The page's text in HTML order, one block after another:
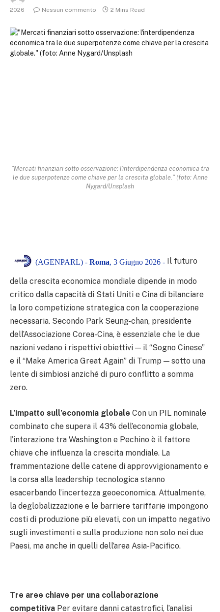
2026
Nessun commento 2 Mins Read
"Mercati finanziari sotto osservazione: l'interdipendenza economica tra
le due superpotenze come chiave per la crescita globale." (foto: Anne
Nygard/Unsplash
(AGENPARL) - Roma, 3 Giugno 2026 - Il futuro
della crescita economica mondiale dipende in modo
critico dalla capacità di Stati Uniti e Cina di bilanciare
la loro competizione strategica con la cooperazione
necessaria. Secondo Park Seung-chan, presidente
dell’Associazione Corea-Cina, è essenziale che le due
nazioni vedano i rispettivi obiettivi — il “Sogno Cinese”
e il “Make America Great Again” di Trump — sotto una
lente di simbiosi anziché di puro conflitto a somma
zero.
L’impatto sull’economia globale Con un PIL nominale
combinato che supera il 43% dell’economia globale,
l’interazione tra Washington e Pechino è il fattore
chiave che influenza la crescita mondiale. La
frammentazione delle catene di approvvigionamento e
la corsa alla leadership tecnologica stanno
esacerbando l’incertezza geoeconomica. Attualmente,
la deglobalizzazione e le barriere tariffarie impongono
costi di produzione più elevati, con un impatto negativo
sugli investimenti e sulla produzione non solo nei due
Paesi, ma anche in quelli dell’area Asia-Pacifico.
Tre aree chiave per una collaborazione
competitiva Per evitare danni catastrofici, l’analisi